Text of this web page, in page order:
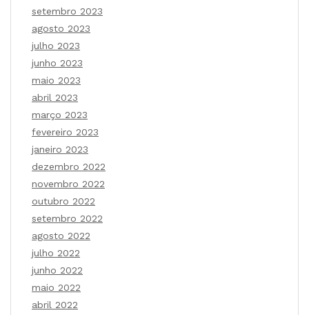
setembro 2023
agosto 2023
julho 2023
junho 2023
maio 2023
abril 2023
março 2023
fevereiro 2023
janeiro 2023
dezembro 2022
novembro 2022
outubro 2022
setembro 2022
agosto 2022
julho 2022
junho 2022
maio 2022
abril 2022